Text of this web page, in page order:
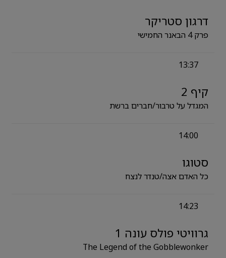
דרגון סטריקר
פרק 4 הבאנר החמישי
13:37
קיף 2
המגדל על טרבור/חברים ברשת
14:00
סטוגו
כל האדם אצה/טנדר לנצח
14:23
גרוויטי פולס עונה 1
The Legend of the Gobblewonker